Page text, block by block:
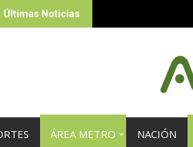
Últimas Noticias
ÁREA METRO NACIÓN